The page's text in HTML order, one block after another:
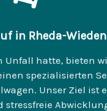
in Rheda-
Unfall hatte, bieten
spezialisierten
Unser Ziel ist
stressfreie